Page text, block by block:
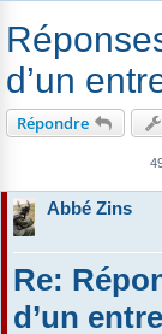
d’un
Répondre
Abbé Zins
Re:
d’un